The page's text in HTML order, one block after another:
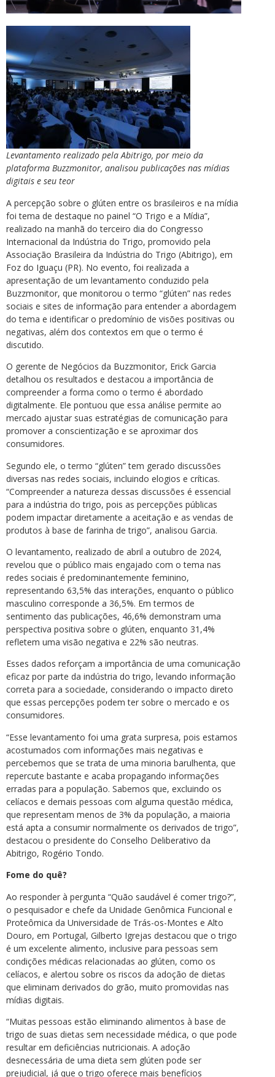
Levantamento realizado pela Abitrigo, por meio da
plataforma Buzzmonitor, analisou publicações nas mídias
digitais e seu teor
A percepção sobre o glúten entre os brasileiros e na mídia
foi tema de destaque no painel “O Trigo e a Mídia”,
realizado na manhã do terceiro dia do Congresso
Internacional da Indústria do Trigo, promovido pela
Associação Brasileira da Indústria do Trigo (Abitrigo), em
Foz do Iguaçu (PR). No evento, foi realizada a
apresentação de um levantamento conduzido pela
Buzzmonitor, que monitorou o termo “glúten” nas redes
sociais e sites de informação para entender a abordagem
do tema e identificar o predomínio de visões positivas ou
negativas, além dos contextos em que o termo é
discutido.
O gerente de Negócios da Buzzmonitor, Erick Garcia
detalhou os resultados e destacou a importância de
compreender a forma como o termo é abordado
digitalmente. Ele pontuou que essa análise permite ao
mercado ajustar suas estratégias de comunicação para
promover a conscientização e se aproximar dos
consumidores.
Segundo ele, o termo “glúten” tem gerado discussões
diversas nas redes sociais, incluindo elogios e críticas.
“Compreender a natureza dessas discussões é essencial
para a indústria do trigo, pois as percepções públicas
podem impactar diretamente a aceitação e as vendas de
produtos à base de farinha de trigo”, analisou Garcia.
O levantamento, realizado de abril a outubro de 2024,
revelou que o público mais engajado com o tema nas
redes sociais é predominantemente feminino,
representando 63,5% das interações, enquanto o público
masculino corresponde a 36,5%. Em termos de
sentimento das publicações, 46,6% demonstram uma
perspectiva positiva sobre o glúten, enquanto 31,4%
refletem uma visão negativa e 22% são neutras.
Esses dados reforçam a importância de uma comunicação
eficaz por parte da indústria do trigo, levando informação
correta para a sociedade, considerando o impacto direto
que essas percepções podem ter sobre o mercado e os
consumidores.
“Esse levantamento foi uma grata surpresa, pois estamos
acostumados com informações mais negativas e
percebemos que se trata de uma minoria barulhenta, que
repercute bastante e acaba propagando informações
erradas para a população. Sabemos que, excluindo os
celíacos e demais pessoas com alguma questão médica,
que representam menos de 3% da população, a maioria
está apta a consumir normalmente os derivados de trigo”,
destacou o presidente do Conselho Deliberativo da
Abitrigo, Rogério Tondo.
Fome do quê?
Ao responder à pergunta “Quão saudável é comer trigo?”,
o pesquisador e chefe da Unidade Genômica Funcional e
Proteômica da Universidade de Trás-os-Montes e Alto
Douro, em Portugal, Gilberto Igrejas destacou que o trigo
é um excelente alimento, inclusive para pessoas sem
condições médicas relacionadas ao glúten, como os
celíacos, e alertou sobre os riscos da adoção de dietas
que eliminam derivados do grão, muito promovidas nas
mídias digitais.
“Muitas pessoas estão eliminando alimentos à base de
trigo de suas dietas sem necessidade médica, o que pode
resultar em deficiências nutricionais. A adoção
desnecessária de uma dieta sem glúten pode ser
prejudicial, já que o trigo oferece mais benefícios